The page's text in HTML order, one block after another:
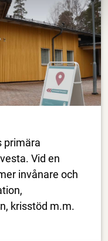
primära
Vid en
invånare och
krisstöd m.m.